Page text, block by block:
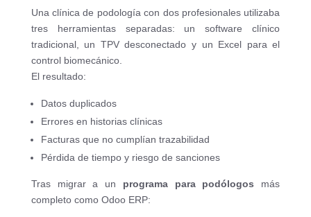
Una clínica de podología con dos profesionales utilizaba
tres herramientas separadas: un software clínico
tradicional, un TPV desconectado y un Excel para el
control biomecánico.
El resultado:
Datos duplicados
Errores en historias clínicas
Facturas que no cumplían trazabilidad
Pérdida de tiempo y riesgo de sanciones
Tras migrar a un programa para podólogos más
completo como Odoo ERP: